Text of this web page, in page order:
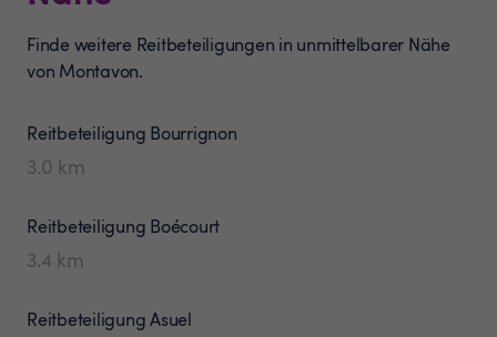
Finde weitere Reitbeteiligungen in unmittelbarer Nähe
von Montavon.
Reitbeteiligung Bourrignon
3.0 km
Reitbeteiligung Boécourt
3.4 km
ReitbeteiligungAsuel